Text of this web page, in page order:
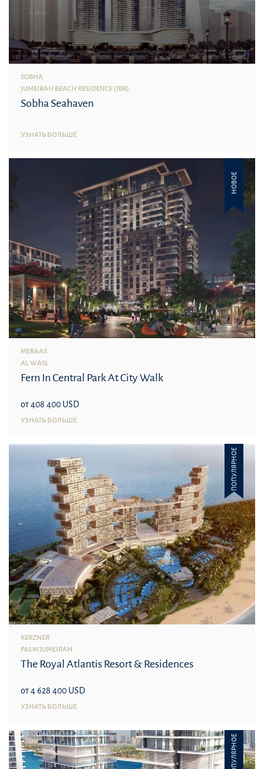
SOBHA
JUMEIRAH BEACH RESIDENCE (JBR)
Sobha Seahaven
УЗНАТЬ БОЛЬШЕ
НОВОЕ
MERAAS
AL WASL
Fern In Central Park At City Walk
от 408 400 USD
УЗНАТЬ БОЛЬШЕ
ПОПУЛЯРНОЕ
KERZNER
PALM JUMEIRAH
The Royal Atlantis Resort & Residences
от 4 628 400 USD
УЗНАТЬ БОЛЬШЕ
ПОПУЛЯРНОЕ